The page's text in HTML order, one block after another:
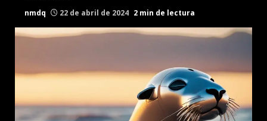
nmdq 22 de abril de 2024 2 min de lectura